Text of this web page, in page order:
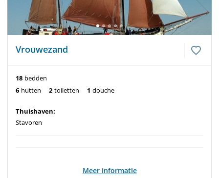
Vrouwezand
18 bedden
6 hutten 2 toiletten 1 douche
Thuishaven:
Stavoren
Meer informatie